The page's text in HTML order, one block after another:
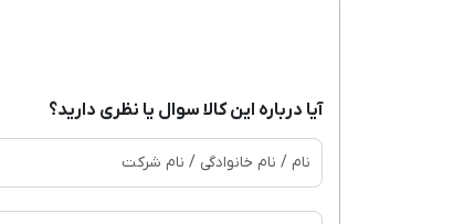
آیا درباره این کالا سوال یا نظری دارید؟